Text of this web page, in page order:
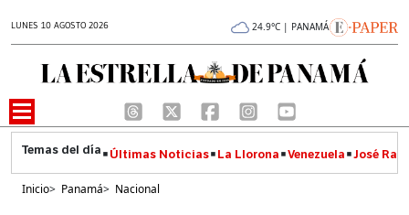
LUNES 10 AGOSTO 2026 24.9°C | PANAMÁ
Últimas Noticias La Llorona Venezuela José
Inicio> Panamá> Nacional